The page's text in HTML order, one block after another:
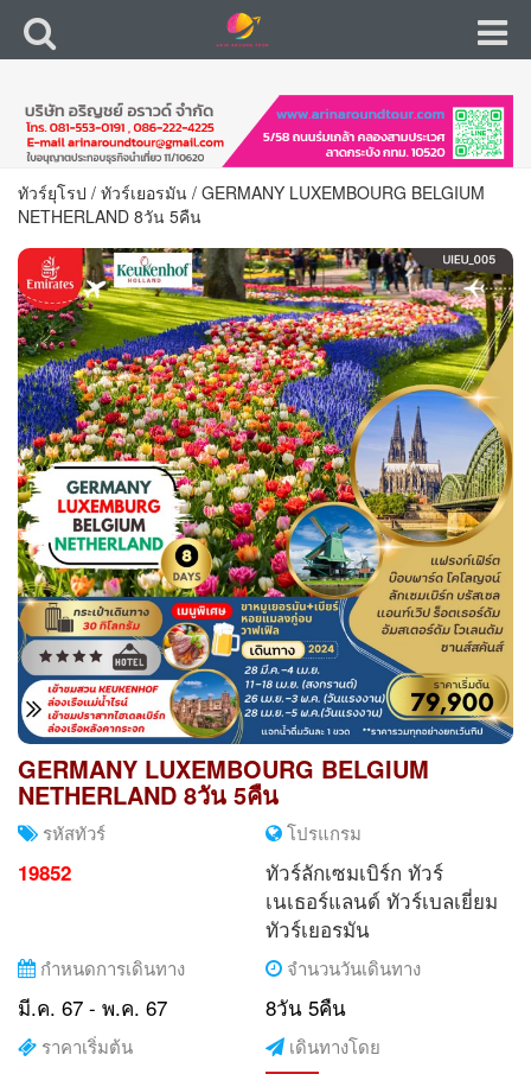
ทัวร์ยุโรป / ทัวร์เยอรมัน / GERMANY LUXEMBOURG BELGIUM
NETHERLAND 8วัน 5คืน
GERMANY LUXEMBOURG BELGIUM
NETHERLAND 8วัน 5คืน
รหัสทัวร์
19852
โปรแกรม
ทัวร์ลักเซมเบิร์ก ทัวร์
เนเธอร์แลนด์ ทัวร์เบลเยี่ยม
ทัวร์เยอรมัน
กำหนดการเดินทาง
มี.ค. 67 - พ.ค. 67
จำนวนวันเดินทาง
8วัน 5คืน
ราคาเริ่มต้น เดินทางโดย